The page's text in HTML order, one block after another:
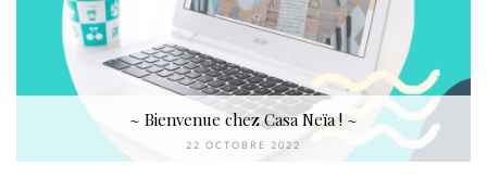
~ Bienvenue chez Casa Neïa ! ~
22 OCTOBRE 2022